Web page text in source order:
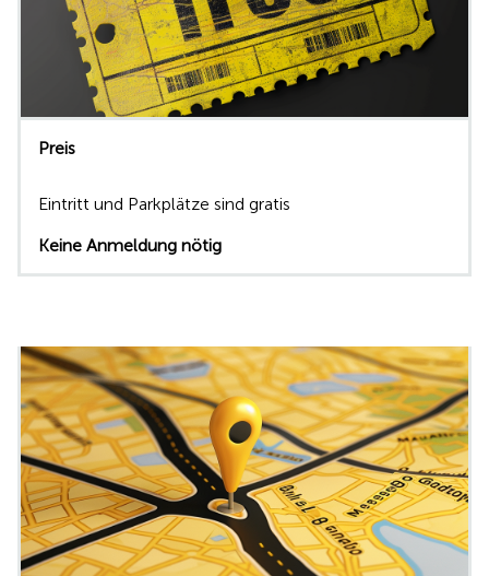
Preis
Eintritt und Parkplätze sind gratis
Keine Anmeldung nötig